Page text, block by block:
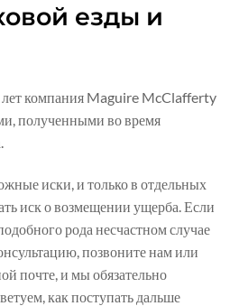
езды и
компания Maguire McClafferty
полученными во время
иски, и только в отдельных
иск о возмещении ущерба. Если
рода несчастном случае
позвоните нам или
почте, и мы обязательно
как поступать дальше